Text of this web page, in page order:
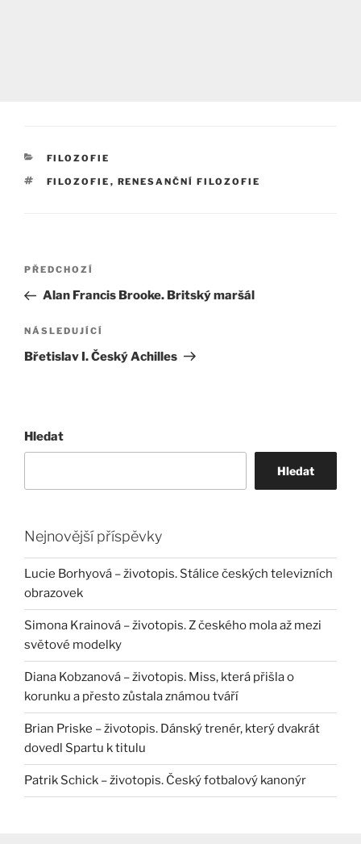
RUBRIKY
FILOZOFIE
ŠTÍTKY
FILOZOFIE , RENESANČNÍ FILOZOFIE
Navigace
příspěvek
Předchozí
příspěvek
PŘEDCHOZÍ
Alan Francis Brooke. Britský maršál
Následující
příspěvek
NÁSLEDUJÍCÍ
Břetislav I. Český Achilles
Hledat
Hledat
Nejnovější příspěvky
Lucie Borhyová – životopis. Stálice českých televizních
obrazovek
Simona Krainová – životopis. Z českého mola až mezi
světové modelky
Diana Kobzanová – životopis. Miss, která přišla o
korunku a přesto zůstala známou tváří
Brian Priske – životopis. Dánský trenér, který dvakrát
dovedl Spartu k titulu
Patrik Schick – životopis. Český fotbalový kanonýr